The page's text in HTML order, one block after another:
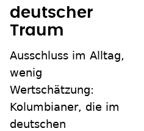
deutscher
Traum
Ausschluss im Alltag,
wenig
Wertschätzung:
Kolumbianer, die im
deutschen